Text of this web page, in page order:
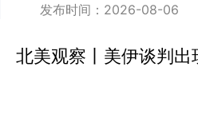
发布时间：2026-08-06
北美观察丨美伊谈判